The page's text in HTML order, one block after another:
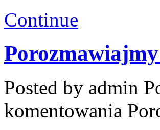
Continue
Posted by admin
komentowania